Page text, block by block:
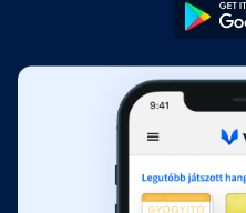
Az elveszett mogyoró
Fejezet hossza: 00:07:33
Sárga katica
Fejezet hossza: 00:06:27